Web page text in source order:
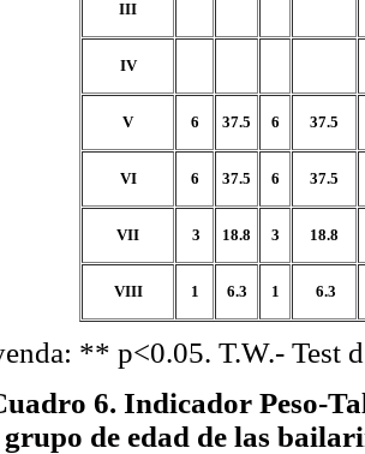
III
IV
V 6 37.5 6 37.5
VI 6 37.5 6 37.5
VII 3 18.8 3 18.8
VIII 1 6.3 1 6.3
** p<0.05. T.W.- Test
6. Indicador Peso-
grupo de edad de las